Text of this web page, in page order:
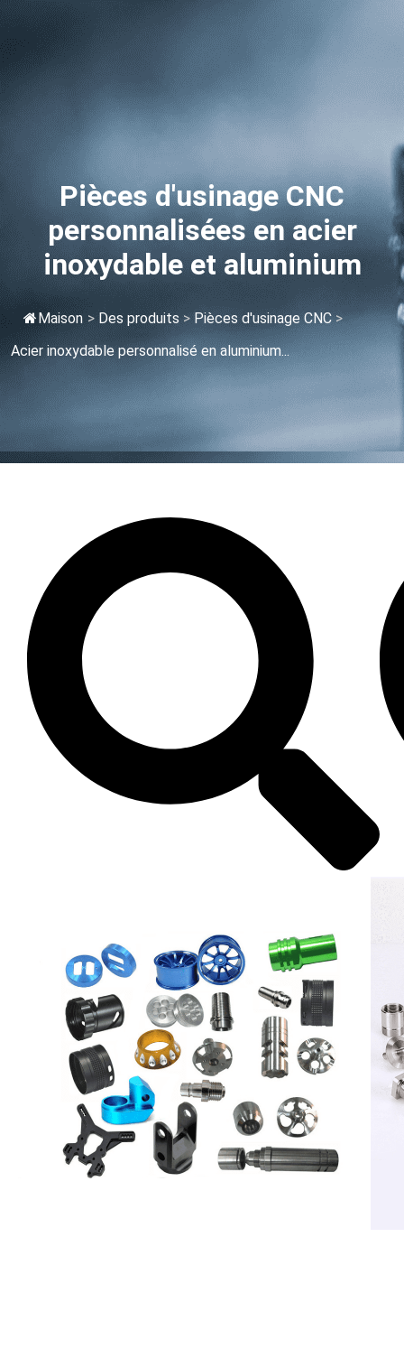
Pièces d'usinage CNC
personnalisées en acier
inoxydable et aluminium
Maison > Des produits > Pièces d'usinage CNC >
Acier inoxydable personnalisé en aluminium...